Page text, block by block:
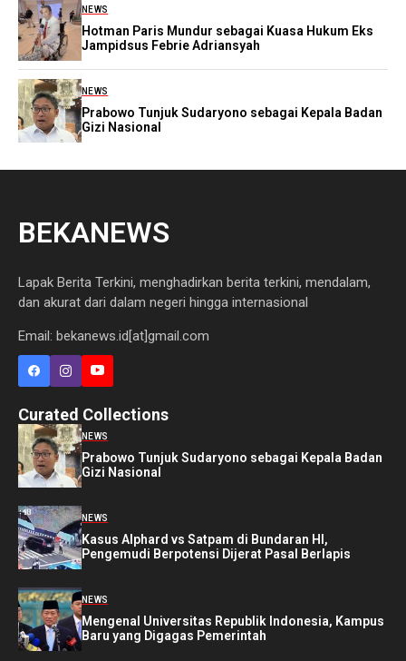
NEWS
Hotman Paris Mundur sebagai Kuasa Hukum Eks
Jampidsus Febrie Adriansyah
NEWS
Prabowo Tunjuk Sudaryono sebagai Kepala Badan
Gizi Nasional
BEKANEWS
Lapak Berita Terkini, menghadirkan berita terkini, mendalam,
dan akurat dari dalam negeri hingga internasional
Email: bekanews.id[at]gmail.com
Curated Collections
NEWS
Prabowo Tunjuk Sudaryono sebagai Kepala Badan
Gizi Nasional
NEWS
Kasus Alphard vs Satpam di Bundaran HI,
Pengemudi Berpotensi Dijerat Pasal Berlapis
NEWS
Mengenal Universitas Republik Indonesia, Kampus
Baru yang Digagas Pemerintah